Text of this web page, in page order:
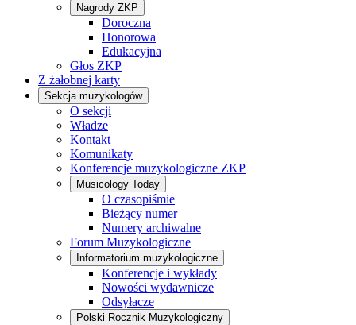
Nagrody ZKP
Doroczna
Honorowa
Edukacyjna
Głos ZKP
Z żałobnej karty
Sekcja muzykologów
O sekcji
Władze
Kontakt
Komunikaty
Konferencje muzykologiczne ZKP
Musicology Today
O czasopiśmie
Bieżący numer
Numery archiwalne
Forum Muzykologiczne
Informatorium muzykologiczne
Konferencje i wykłady
Nowości wydawnicze
Odsyłacze
Polski Rocznik Muzykologiczny